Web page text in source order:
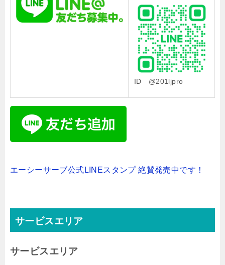
ID @201ljpro
エーシーサーブ公式LINEスタンプ 絶賛発売中です！
サービスエリア
サービスエリア